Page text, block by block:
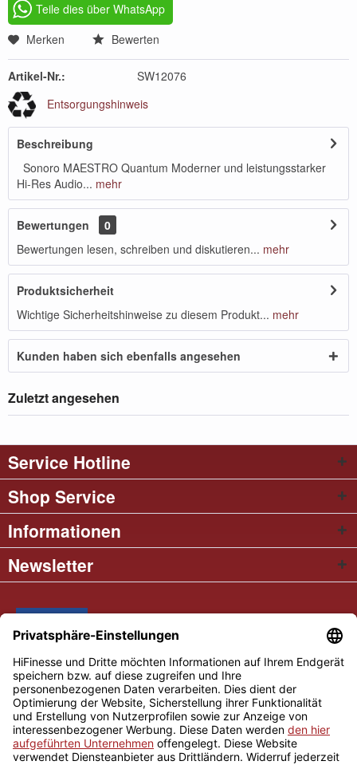
Teile dies über WhatsApp
Merken
Bewerten
Artikel-Nr.:
SW12076
Entsorgungshinweis
Beschreibung
Sonoro MAESTRO Quantum Moderner und leistungsstarker
Hi-Res Audio... mehr
Bewertungen
0
Bewertungen lesen, schreiben und diskutieren... mehr
Produktsicherheit
Wichtige Sicherheitshinweise zu diesem Produkt... mehr
Kunden haben sich ebenfalls angesehen
Zuletzt angesehen
Service Hotline
Shop Service
Informationen
Newsletter
* Alle Preise inkl. gesetzl. Mehrwertsteuer
Cookie settings Händler-Login
Über uns
Kontakt und Anfahrt
Versand und Zahlungsbedingungen